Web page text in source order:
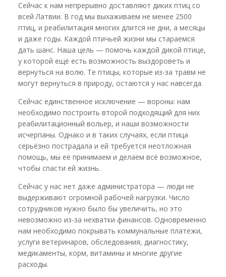
Сейчас к нам непрерывно доставляют диких птиц со
всей Латвии. В год мы выхаживаем не менее 2500
птиц, и реабилитация многих длится не дни, а месяцы
и даже годы. Каждой птичьей жизни мы стараемся
дать шанс. Наша цель — помочь каждой дикой птице,
у которой ещё есть возможность выздороветь и
вернуться на волю. Те птицы, которые из-за травм не
могут вернуться в природу, остаются у нас навсегда.
Сейчас единственное исключение — вороны: нам
необходимо построить второй подходящий для них
реабилитационный вольер, и наши возможности
исчерпаны. Однако и в таких случаях, если птица
серьёзно пострадала и ей требуется неотложная
помощь, мы её принимаем и делаем всё возможное,
чтобы спасти ей жизнь.
Сейчас у нас нет даже администратора — люди не
выдерживают огромной рабочей нагрузки. Число
сотрудников нужно было бы увеличить, но это
невозможно из-за нехватки финансов. Одновременно
нам необходимо покрывать коммунальные платежи,
услуги ветеринаров, обследования, диагностику,
медикаменты, корм, витамины и многие другие
расходы.